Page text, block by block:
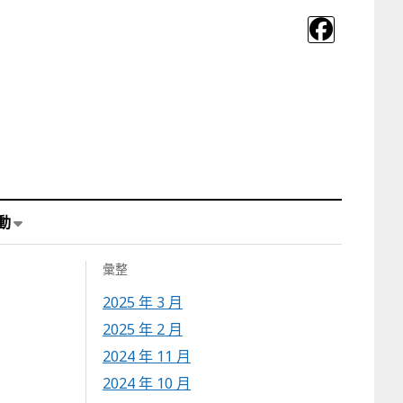
彙整
2025 年 3 月
2025 年 2 月
2024 年 11 月
2024 年 10 月